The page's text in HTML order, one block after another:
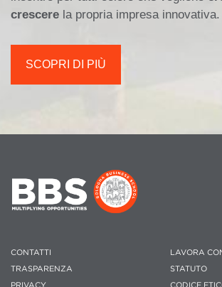
crescere la propria impresa innovativa.
SCOPRI DI PIÙ
CONTATTI
TRASPARENZA
LAVORA
STATUTO